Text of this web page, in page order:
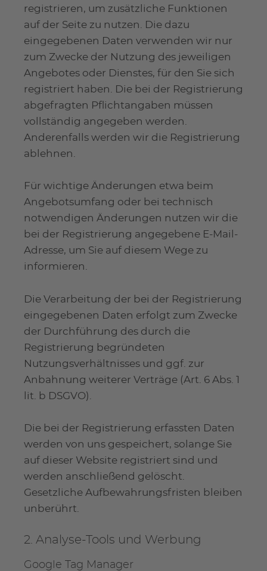
registrieren, um zusätzliche Funktionen
auf der Seite zu nutzen. Die dazu
eingegebenen Daten verwenden wir nur
zum Zwecke der Nutzung des jeweiligen
Angebotes oder Dienstes, für den Sie sich
registriert haben. Die bei der Registrierung
abgefragten Pflichtangaben müssen
vollständig angegeben werden.
Anderenfalls werden wir die Registrierung
ablehnen.
Für wichtige Änderungen etwa beim
Angebotsumfang oder bei technisch
notwendigen Änderungen nutzen wir die
bei der Registrierung angegebene E-Mail-
Adresse, um Sie auf diesem Wege zu
informieren.
Die Verarbeitung der bei der Registrierung
eingegebenen Daten erfolgt zum Zwecke
der Durchführung des durch die
Registrierung begründeten
Nutzungsverhältnisses und ggf. zur
Anbahnung weiterer Verträge (Art. 6 Abs. 1
lit. b DSGVO).
Die bei der Registrierung erfassten Daten
werden von uns gespeichert, solange Sie
auf dieser Website registriert sind und
werden anschließend gelöscht.
Gesetzliche Aufbewahrungsfristen bleiben
unberührt.
2. Analyse-Tools und Werbung
Google Tag Manager